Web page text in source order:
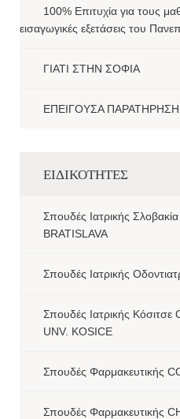
100% Επιτυχία για τους
εισαγωγικές εξετάσεις του
ΓΙΑΤΙ ΣΤΗΝ ΣΟΦΙΑ
ΕΠΕΙΓΟΥΣΑ ΠΑΡΑΤΗΡΗΣΗ
ΕΙΔΙΚΟΤΗΤΕΣ
Σπουδές Ιατρικής
BRATISLAVA
Σπουδές Ιατρικής
Σπουδές Ιατρικής
UNV. KOSICE
Σπουδές Φαρμακευτικής
Σπουδές Φαρμακευτικής